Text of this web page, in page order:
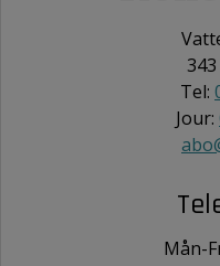
Tel:
Jour:
Mån-